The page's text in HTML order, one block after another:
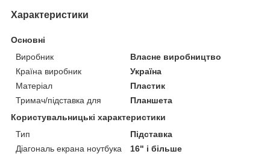
Характеристики
Основні
Виробник
Власне виробництво
Країна виробник
Україна
Матеріал
Пластик
Тримач/підставка для
Планшета
Користувальницькі характеристики
Тип
Підставка
Діагональ екрана ноутбука
16" і більше